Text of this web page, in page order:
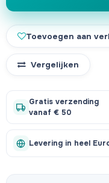
Toevoegen aan
Vergelijken
Gratis verzending
vanaf € 50
Levering in heel